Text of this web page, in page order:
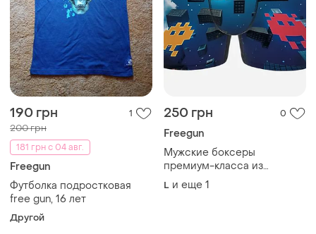
190 грн 1
200 грн
181 грн с 04 авг.
Freegun
Футболка подростковая
free gun, 16 лет
Другой
250 грн 0
Freegun
Мужские боксеры
премиум-класса из
микрофибры
freegum(фрация)
L и еще 1